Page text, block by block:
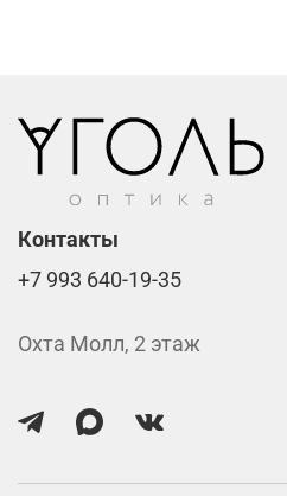
Контакты
+7 993 640-19-35
Охта Молл, 2 этаж